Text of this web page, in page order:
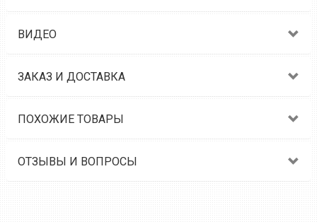
ВИДЕО
ЗАКАЗ И ДОСТАВКА
ПОХОЖИЕ ТОВАРЫ
ОТЗЫВЫ И ВОПРОСЫ